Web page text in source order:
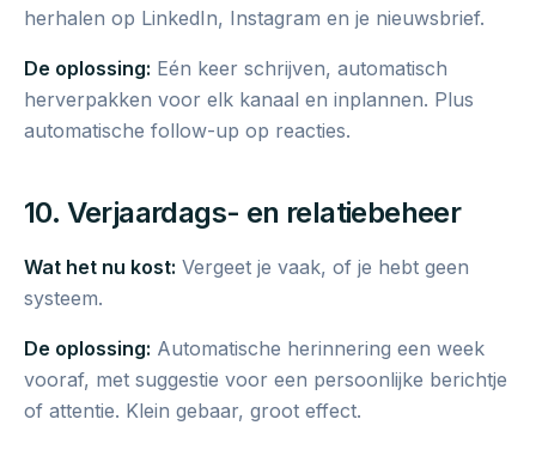
herhalen op LinkedIn, Instagram en je nieuwsbrief.
De oplossing: Eén keer schrijven, automatisch
herverpakken voor elk kanaal en inplannen. Plus
automatische follow-up op reacties.
10. Verjaardags- en relatiebeheer
Wat het nu kost: Vergeet je vaak, of je hebt geen
systeem.
De oplossing: Automatische herinnering een week
vooraf, met suggestie voor een persoonlijke berichtje
of attentie. Klein gebaar, groot effect.